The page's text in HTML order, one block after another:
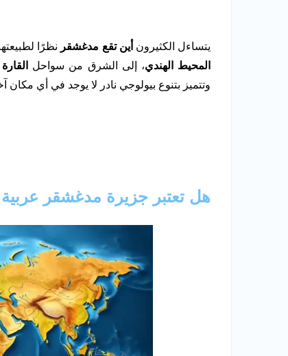
يتساءل الكثيرون أين تقع مدغشقر نظرًا
المحيط الهندي، إلى الشرق من سواحل
وتتميز بتنوع بيولوجي نادر لا يوجد في أي مكان
هل تعتبر جزيرة مدغشقر عربية